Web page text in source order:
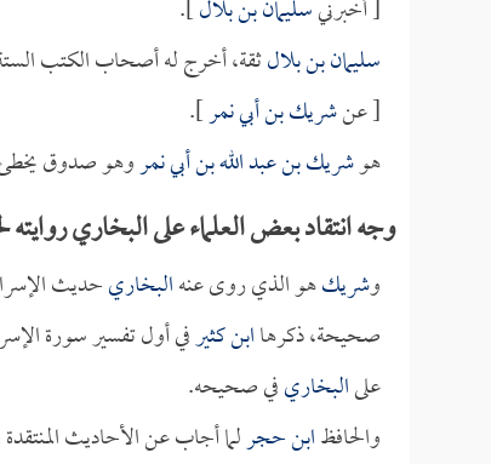
[ أخبرنيسليمان بن بلال].
سليمان بن بلالثقة، أخرج له أصحاب الكتب
[ عنشريك بن أبي نمر].
هوشريك بن عبد الله بن أبي نمروهو صدوق
وجه انتقاد بعض العلماء على البخاري
وشريكهو الذي روى عنهالبخاريحديث
صحيحة، ذكرهاابن كثيرفي أول تفسير سورة
علىالبخاريفي صحيحه.
والحافظابن حجرلما أجاب عن الأحاديث